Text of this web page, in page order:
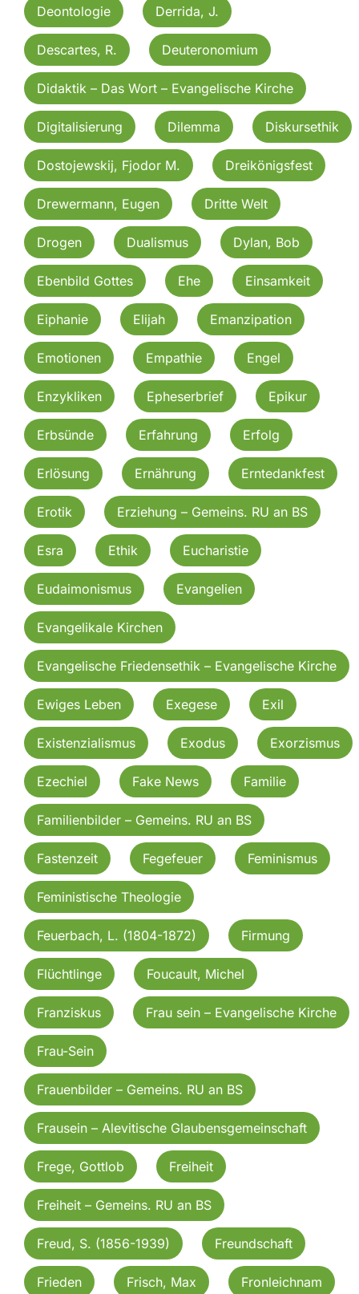
Deontologie Derrida, J.
Descartes, R. Deuteronomium
Didaktik – Das Wort – Evangelische Kirche
Digitalisierung Dilemma Diskursethik
Dostojewskij, Fjodor M. Dreikönigsfest
Drewermann, Eugen Dritte Welt
Drogen Dualismus Dylan, Bob
Ebenbild Gottes Ehe Einsamkeit
Eiphanie Elijah Emanzipation
Emotionen Empathie Engel
Enzykliken Epheserbrief Epikur
Erbsünde Erfahrung Erfolg
Erlösung Ernährung Erntedankfest
Erotik Erziehung – Gemeins. RU an BS
Esra Ethik Eucharistie
Eudaimonismus Evangelien
Evangelikale Kirchen
Evangelische Friedensethik – Evangelische Kirche
Ewiges Leben Exegese Exil
Existenzialismus Exodus Exorzismus
Ezechiel Fake News Familie
Familienbilder – Gemeins. RU an BS
Fastenzeit Fegefeuer Feminismus
Feministische Theologie
Feuerbach, L. (1804-1872) Firmung
Flüchtlinge Foucault, Michel
Franziskus Frau sein – Evangelische Kirche
Frau-Sein
Frauenbilder – Gemeins. RU an BS
Frausein – Alevitische Glaubensgemeinschaft
Frege, Gottlob Freiheit
Freiheit – Gemeins. RU an BS
Freud, S. (1856-1939) Freundschaft
Frieden Frisch, Max Fronleichnam